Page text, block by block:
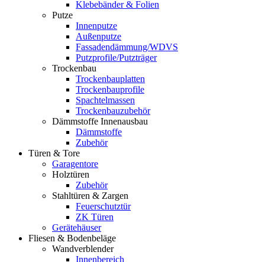
Klebebänder & Folien
Putze
Innenputze
Außenputze
Fassadendämmung/WDVS
Putzprofile/Putzträger
Trockenbau
Trockenbauplatten
Trockenbauprofile
Spachtelmassen
Trockenbauzubehör
Dämmstoffe Innenausbau
Dämmstoffe
Zubehör
Türen & Tore
Garagentore
Holztüren
Zubehör
Stahltüren & Zargen
Feuerschutztür
ZK Türen
Gerätehäuser
Fliesen & Bodenbeläge
Wandverblender
Innenbereich